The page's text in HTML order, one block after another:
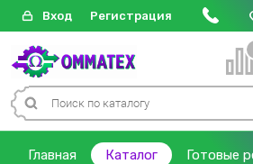
Вход Регистрация
Главная Каталог Готовые